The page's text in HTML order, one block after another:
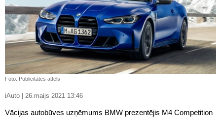
Foto: Publicitātes attēls
iAuto | 26.maijs 2021 13:46
Vācijas autobūves uzņēmums BMW prezentējis M4 Competition